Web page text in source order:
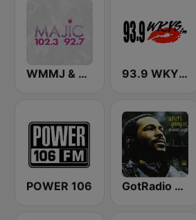
WMMJ & WDCJ Majic (US Only) 93.9 WKYS (US Only)
POWER 106 GotRadio - R&B Classics